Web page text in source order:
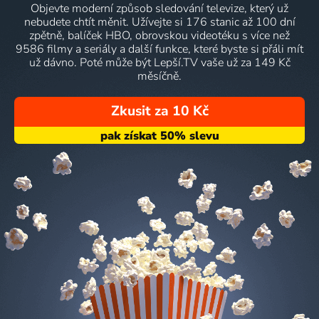
Objevte moderní způsob sledování televize, který už
nebudete chtít měnit. Užívejte si 176 stanic až 100 dní
zpětně, balíček HBO, obrovskou videotéku s více než
9586 filmy a seriály a další funkce, které byste si přáli mít
už dávno. Poté může být Lepší.TV vaše už za 149 Kč
měsíčně.
Zkusit za 10 Kč